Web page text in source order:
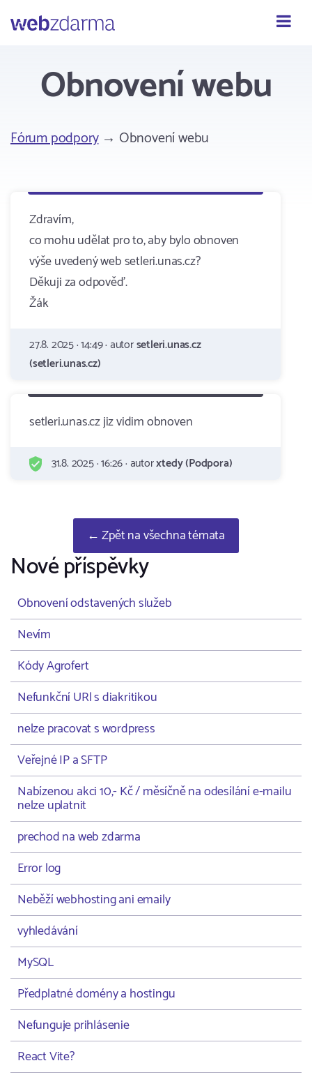
Webzdarma
Obnovení webu
Fórum podpory→ Obnovení webu
Zdravím,
co mohu udělat pro to, aby bylo obnoven
výše uvedený web setleri.unas.cz?
Děkuji za odpověď.
Žák
27.8. 2025 · 14:49 · autorsetleri.unas.cz
(setleri.unas.cz)
setleri.unas.cz jiz vidim obnoven
31.8. 2025 · 16:26 · autorxtedy (Podpora)
← Zpět na všechna témata
Nové příspěvky
Obnovení odstavených služeb
Nevím
Kódy Agrofert
Nefunkční URl s diakritikou
nelze pracovat s wordpress
Veřejné IP a SFTP
Nabízenou akci 10,- Kč / měsíčně na odesílání e-mailu
nelze uplatnit
prechod na web zdarma
Error log
Neběží webhosting ani emaily
vyhledávání
MySQL
Předplatné domény a hostingu
Nefunguje prihlásenie
React Vite?